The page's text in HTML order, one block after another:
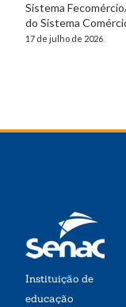
Sistema
do Sistema
17 de julho de 2026
Instituição de
educação